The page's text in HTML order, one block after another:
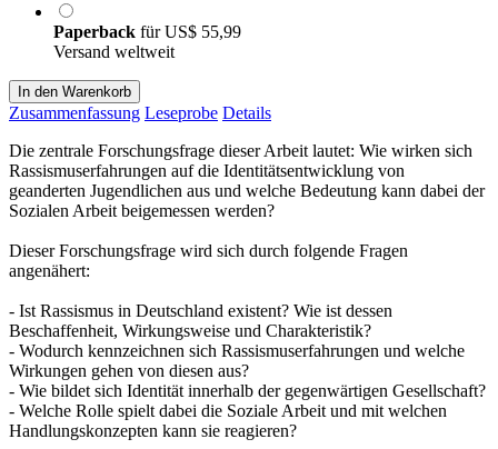
Paperback fürUS$ 55,99
Versand weltweit
In den Warenkorb
Zusammenfassung Leseprobe Details
Die zentrale Forschungsfrage dieser Arbeit lautet: Wie wirken sich
Rassismuserfahrungen auf die Identitätsentwicklung von
geanderten Jugendlichen aus und welche Bedeutung kann dabei der
Sozialen Arbeit beigemessen werden?
Dieser Forschungsfrage wird sich durch folgende Fragen
angenähert:
- Ist Rassismus in Deutschland existent? Wie ist dessen
Beschaffenheit, Wirkungsweise und Charakteristik?
- Wodurch kennzeichnen sich Rassismuserfahrungen und welche
Wirkungen gehen von diesen aus?
- Wie bildet sich Identität innerhalb der gegenwärtigen Gesellschaft?
- Welche Rolle spielt dabei die Soziale Arbeit und mit welchen
Handlungskonzepten kann sie reagieren?